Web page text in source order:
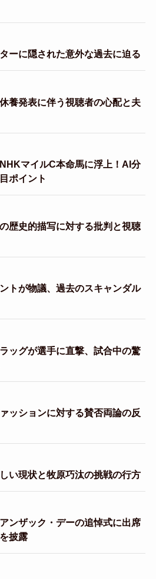
ーに隠された意外な過去に迫る
養発表に伴う視聴者の心配と夫
マイルC本命馬に浮上！AI分
ポイント
歴史的描写に対する批判と視聴
トが物議、過去のスキャンダル
ッグが選手に直撃、試合中の驚
ッションに対する賛否両論の反
い現状と牧原巧汰の挑戦の行方
ンザック・デーの追悼式に出席
披露